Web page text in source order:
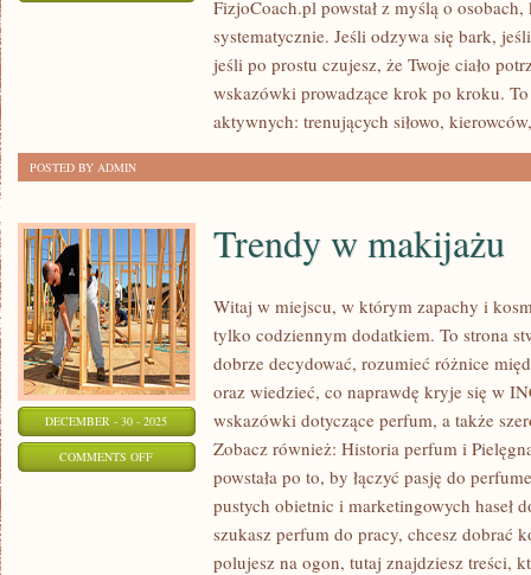
ORTOPEDYCZNE
FizjoCoach.pl powstał z myślą o osobach,
systematycznie. Jeśli odzywa się bark,
jeśli po prostu czujesz, że Twoje ciało
wskazówki prowadzące krok po kroku.
aktywnych: trenujących siłowo,
POSTED BY ADMIN
DECEMBER - 30 - 2025
COMMENTS OFFON
Trendy w makijażu
Witaj w miejscu, w którym zapachy i
tylko codziennym dodatkiem. To strona
dobrze decydować, rozumieć różnice
oraz wiedzieć, co naprawdę kryje się w
wskazówki dotyczące perfum, a także
Zobacz również: Historia perfum i
powstała po to, by łączyć pasję do
pustych obietnic i marketingowych haseł
szukasz perfum do pracy, chcesz dobrać
polujesz na ogon, tutaj znajdziesz treści,